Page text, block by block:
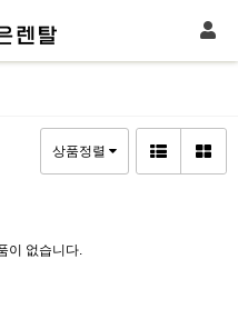
상품정렬
이 없습니다.